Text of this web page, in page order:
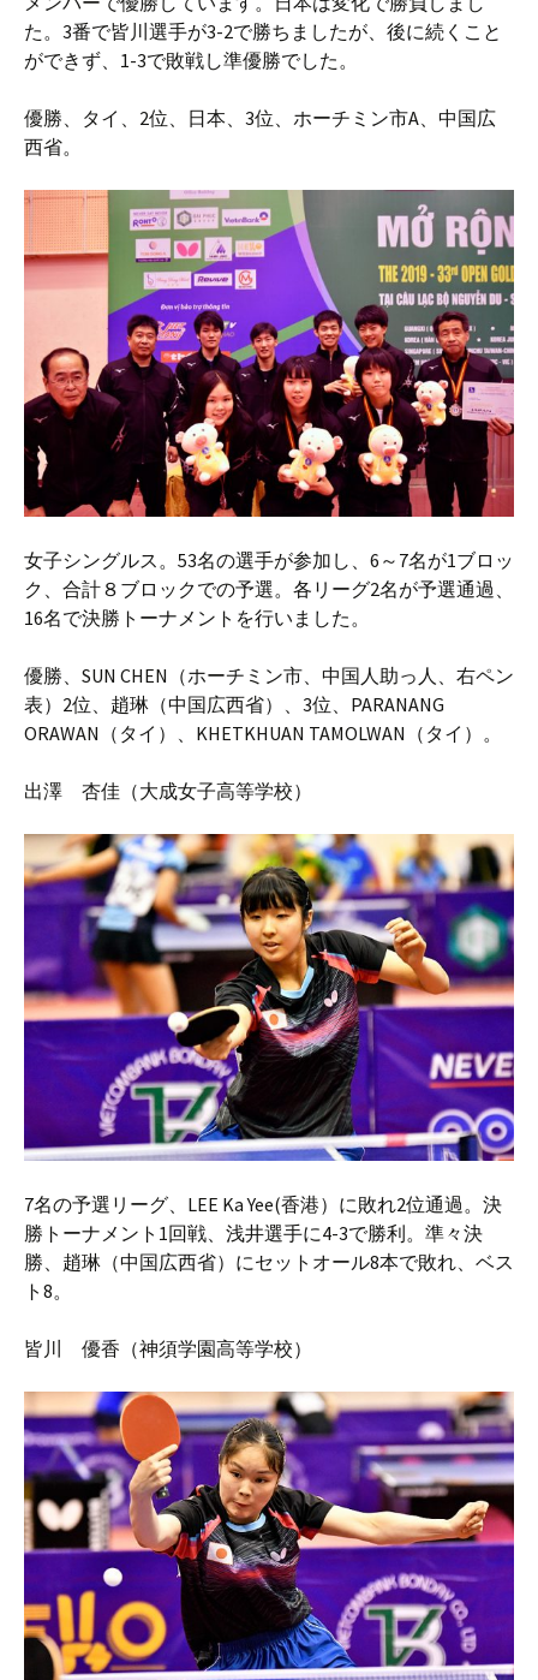
た。3番で皆川選手が3-2で勝ちましたが、後に続くこと
ができず、1-3で敗戦し準優勝でした。
優勝、タイ、2位、日本、3位、ホーチミン市A、中国広
西省。
女子シングルス。53名の選手が参加し、6～7名が1ブロッ
ク、合計８ブロックでの予選。各リーグ2名が予選通過、
16名で決勝トーナメントを行いました。
優勝、SUN CHEN（ホーチミン市、中国人助っ人、右ペン
表）2位、趙琳（中国広西省）、3位、PARANANG
ORAWAN（タイ）、KHETKHUAN TAMOLWAN（タイ）。
出澤 杏佳（大成女子高等学校）
7名の予選リーグ、LEE Ka Yee(香港）に敗れ2位通過。決
勝トーナメント1回戦、浅井選手に4-3で勝利。準々決
勝、趙琳（中国広西省）にセットオール8本で敗れ、ベス
ト8。
皆川 優香（神須学園高等学校）